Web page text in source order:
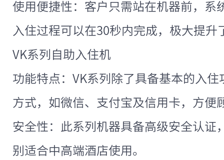
使用便捷性：客户只需站在机器前，系
入住过程可以在30秒内完成，极大提升
VK系列自助入住机
功能特点：VK系列除了具备基本的入
方式，如微信、支付宝及信用卡，方便
安全性：此系列机器具备高级安全认证
别适合中高端酒店使用。